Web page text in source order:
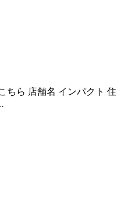
ちら 店舗名 インパクト 住